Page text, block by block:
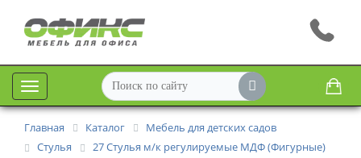
Меню
Главная Каталог
Мебель для детских садов
Стулья
27 Стулья м/к регулируемые МДФ (Фигурные)